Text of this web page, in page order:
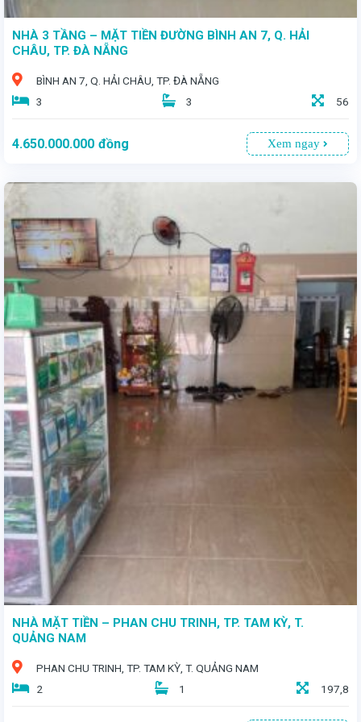
NHÀ 3 TẦNG – MẶT TIỀN ĐƯỜNG BÌNH AN 7, Q. HẢI
CHÂU, TP. ĐÀ NẴNG
BÌNH AN 7, Q. HẢI CHÂU, TP. ĐÀ NẴNG
3
3 56
4.650.000.000 đồng Xem ngay
NHÀ MẶT TIỀN – PHAN CHU TRINH, TP. TAM KỲ, T.
QUẢNG NAM
PHAN CHU TRINH, TP. TAM KỲ, T. QUẢNG NAM
2
1 197,8